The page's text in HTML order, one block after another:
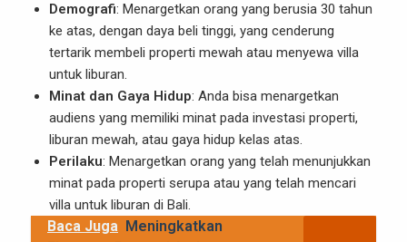
Demografi: Menargetkan orang yang berusia 30 tahun
ke atas, dengan daya beli tinggi, yang cenderung
tertarik membeli properti mewah atau menyewa villa
untuk liburan.
Minat dan Gaya Hidup: Anda bisa menargetkan
audiens yang memiliki minat pada investasi properti,
liburan mewah, atau gaya hidup kelas atas.
Perilaku: Menargetkan orang yang telah menunjukkan
minat pada properti serupa atau yang telah mencari
villa untuk liburan di Bali.
Baca Juga Meningkatkan